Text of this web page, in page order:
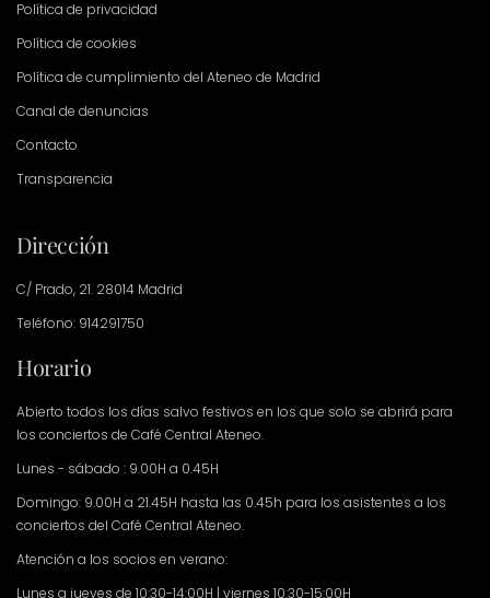
Política de privacidad
Política de cookies
Política de cumplimiento del Ateneo de Madrid
Canal de denuncias
Contacto
Transparencia
Dirección
C/ Prado, 21. 28014 Madrid
Teléfono: 914291750
Horario
Abierto todos los días salvo festivos en los que solo se abrirá para
los conciertos de Café Central Ateneo.
Lunes - sábado : 9.00H a 0.45H
Domingo: 9.00H a 21.45H hasta las 0.45h para los asistentes a los
conciertos del Café Central Ateneo.
Atención a los socios en verano:
Lunes a jueves de 10:30-14:00H | viernes 10:30-15:00H